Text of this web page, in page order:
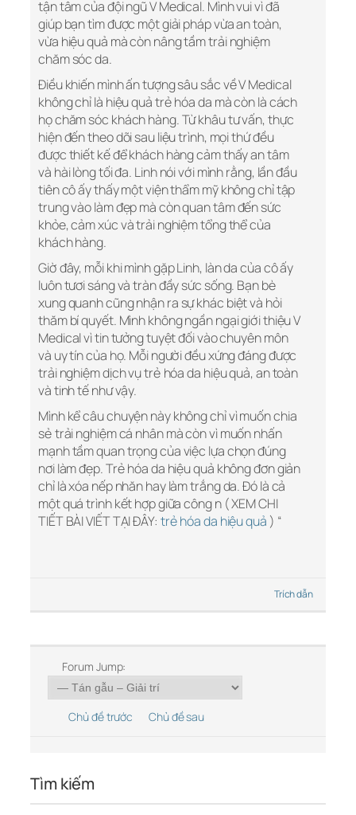
tận tâm của đội ngũ V Medical. Mình vui vì đã
giúp bạn tìm được một giải pháp vừa an toàn,
vừa hiệu quả mà còn nâng tầm trải nghiệm
chăm sóc da.
Điều khiến mình ấn tượng sâu sắc về V Medical
không chỉ là hiệu quả trẻ hóa da mà còn là cách
họ chăm sóc khách hàng. Từ khâu tư vấn, thực
hiện đến theo dõi sau liệu trình, mọi thứ đều
được thiết kế để khách hàng cảm thấy an tâm
và hài lòng tối đa. Linh nói với mình rằng, lần đầu
tiên cô ấy thấy một viện thẩm mỹ không chỉ tập
trung vào làm đẹp mà còn quan tâm đến sức
khỏe, cảm xúc và trải nghiệm tổng thể của
khách hàng.
Giờ đây, mỗi khi mình gặp Linh, làn da của cô ấy
luôn tươi sáng và tràn đầy sức sống. Bạn bè
xung quanh cũng nhận ra sự khác biệt và hỏi
thăm bí quyết. Mình không ngần ngại giới thiệu V
Medical vì tin tưởng tuyệt đối vào chuyên môn
và uy tín của họ. Mỗi người đều xứng đáng được
trải nghiệm dịch vụ trẻ hóa da hiệu quả, an toàn
và tinh tế như vậy.
Mình kể câu chuyện này không chỉ vì muốn chia
sẻ trải nghiệm cá nhân mà còn vì muốn nhấn
mạnh tầm quan trọng của việc lựa chọn đúng
nơi làm đẹp. Trẻ hóa da hiệu quả không đơn giản
chỉ là xóa nếp nhăn hay làm trắng da. Đó là cả
một quá trình kết hợp giữa công n ( XEM CHI
TIẾT BÀI VIẾT TẠI ĐÂY: trẻ hóa da hiệu quả ) “
Trích dẫn
Forum Jump:
Chủ đề trước Chủ đề sau
Tìm kiếm